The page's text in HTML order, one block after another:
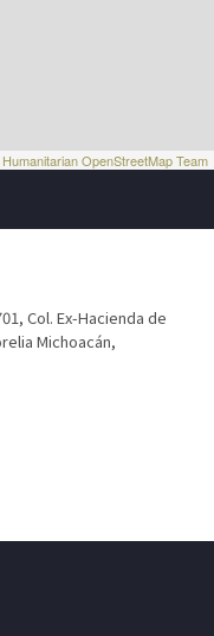
Humanitarian OpenStreetMap Team
Col. Ex-Hacienda de
Michoacán,